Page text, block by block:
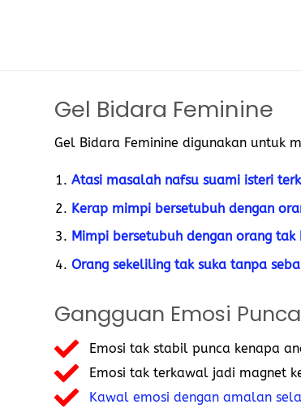
Gel Bidara Feminine
Gel Bidara Feminine digunakan untuk
Atasi masalah nafsu suami isteri
Kerap mimpi bersetubuh dengan
Mimpi bersetubuh dengan orang
Orang sekeliling tak suka tanpa
Gangguan Emosi
Emosi tak stabil punca kenapa
Emosi tak terkawal jadi magnet
Kawal emosi dengan amalan